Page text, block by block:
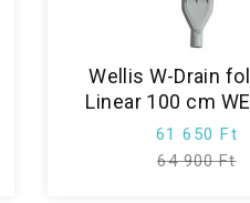
Wellis W-Drain
Linear 100 cm
61 650 Ft
64 900 Ft